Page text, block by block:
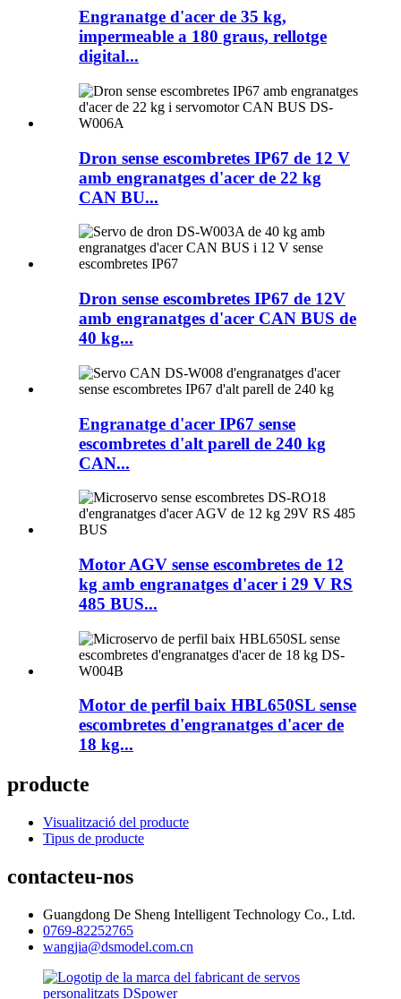
Engranatge d'acer de 35 kg,
impermeable a 180 graus, rellotge
digital...
Dron sense escombretes IP67 de 12 V
amb engranatges d'acer de 22 kg
CAN BU...
Dron sense escombretes IP67 de 12V
amb engranatges d'acer CAN BUS de
40 kg...
Engranatge d'acer IP67 sense
escombretes d'alt parell de 240 kg
CAN...
Motor AGV sense escombretes de 12
kg amb engranatges d'acer i 29 V RS
485 BUS...
Motor de perfil baix HBL650SL sense
escombretes d'engranatges d'acer de
18 kg...
producte
Visualització del producte
Tipus de producte
contacteu-nos
Guangdong De Sheng Intelligent Technology Co., Ltd.
0769-82252765
wangjia@dsmodel.com.cn